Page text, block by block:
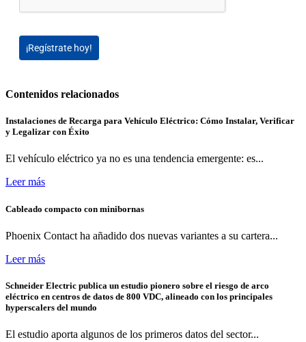
¡Regístrate hoy!
Contenidos relacionados
Instalaciones de Recarga para Vehículo Eléctrico: Cómo Instalar, Verificar
y Legalizar con Éxito
El vehículo eléctrico ya no es una tendencia emergente: es...
Leer más
Cableado compacto con minibornas
Phoenix Contact ha añadido dos nuevas variantes a su cartera...
Leer más
Schneider Electric publica un estudio pionero sobre el riesgo de arco
eléctrico en centros de datos de 800 VDC, alineado con los principales
hyperscalers del mundo
El estudio aporta algunos de los primeros datos del sector...